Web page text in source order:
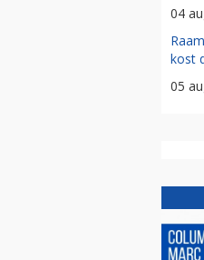
04
kost
05